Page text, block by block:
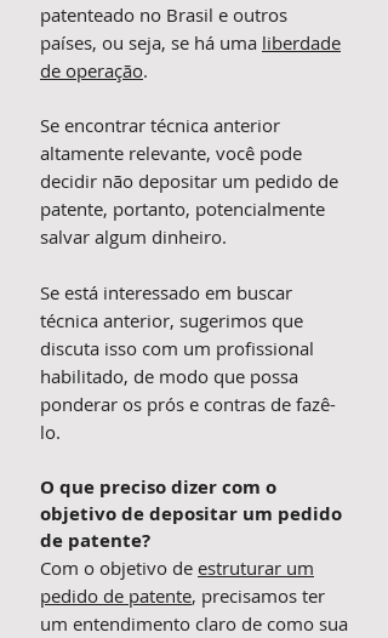
patenteado no Brasil e outros
países, ou seja, se há uma liberdade
de operação.
Se encontrar técnica anterior
altamente relevante, você pode
decidir não depositar um pedido de
patente, portanto, potencialmente
salvar algum dinheiro.
Se está interessado em buscar
técnica anterior, sugerimos que
discuta isso com um profissional
habilitado, de modo que possa
ponderar os prós e contras de fazê-
lo.
O que preciso dizer com o
objetivo de depositar um pedido
de patente?
Com o objetivo de estruturar um
pedido de patente, precisamos ter
um entendimento claro de como sua